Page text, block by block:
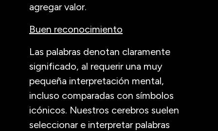
agregar valor.
Buen reconocimiento
Las palabras denotan claramente
significado, al requerir una muy
pequeña interpretación mental,
incluso comparadas con símbolos
icónicos. Nuestros cerebros suelen
seleccionar e interpretar palabras